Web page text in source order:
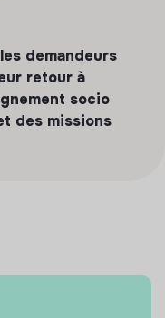
demandeurs
retour à
socio
des missions